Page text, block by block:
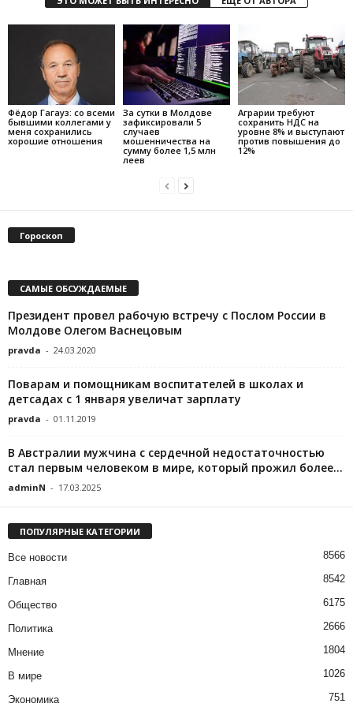
Фёдор Гагауз: со всеми
бывшими коллегами у
меня сохранились
хорошие отношения
За сутки в Молдове
зафиксировали 5
случаев
мошенничества на
сумму более 1,5 млн
леев
Аграрии требуют
сохранить НДС на
уровне 8% и выступают
против повышения до
12%
Гороскоп
САМЫЕ ОБСУЖДАЕМЫЕ
Президент провел рабочую встречу с Послом России в
Молдове Олегом Васнецовым
pravda - 24.03.2020
Поварам и помощникам воспитателей в школах и
детсадах с 1 января увеличат зарплату
pravda - 01.11.2019
В Австралии мужчина с сердечной недостаточностью
стал первым человеком в мире, который прожил более...
adminN - 17.03.2025
ПОПУЛЯРНЫЕ КАТЕГОРИИ
Все новости 8566
Главная 8542
Общество 6175
Политика 2666
Мнение 1804
В мире 1026
Экономика 751